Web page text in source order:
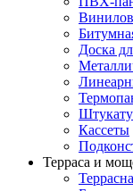
Доска
Кассеты
Терраса и